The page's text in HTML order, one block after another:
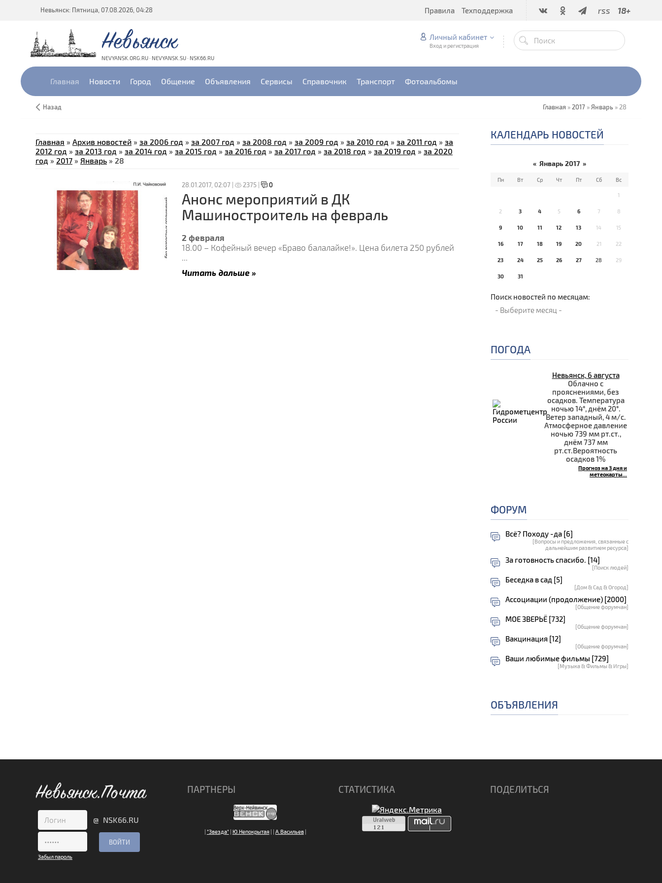
Невьянск: Пятница, 07.08.2026, 04:28 rss 18+
Правила Техподдержка
Невьянск
NEVYANSK.ORG.RU · NEVYANSK.SU · NSK66.RU
Личный кабинет
Вход и регистрация
Главная Новости Город Общение Объявления Сервисы Справочник Транспорт Фотоальбомы
Назад Главная » 2017 » Январь » 28
Главная » Архив новостей » за 2006 год » за 2007 год » за 2008 год » за 2009 год » за 2010 год » за 2011 год » за
2012 год » за 2013 год » за 2014 год » за 2015 год » за 2016 год » за 2017 год » за 2018 год » за 2019 год » за 2020
год » 2017 » Январь » 28
28.01.2017, 02:07 | 2375 | 0
Анонс мероприятий в ДК
Машиностроитель на февраль
2 февраля
18.00 – Кофейный вечер «Браво балалайке!». Цена билета 250 рублей
...
Читать дальше »
КАЛЕНДАРЬ НОВОСТЕЙ
« Январь 2017 »
Пн Вт Ср Чт Пт Сб Вс
1
2 3 4 5 6 7 8
9 10 11 12 13 14 15
16 17 18 19 20 21 22
23 24 25 26 27 28 29
30 31
Поиск новостей по месяцам:
ПОГОДА
Невьянск, 6 августа
Облачно с
прояснениями, без
осадков. Температура
ночью 14°, днём 20°.
Ветер западный, 4 м/с.
Атмосферное давление
ночью 739 мм рт.ст.,
днём 737 мм
рт.ст.Вероятность
осадков 1%
Прогноз на 3 дня и
метеокарты...
ФОРУМ
Всё? Походу -да [6]
[Вопросы и предложения, связанные с
дальнейшим развитием ресурса]
За готовность спасибо. [14]
[Поиск людей]
Беседка в сад [5]
[Дом & Сад & Огород]
Ассоциации (продолжение) [2000]
[Общение форумчан]
МОЕ ЗВЕРЬЁ [732]
[Общение форумчан]
Вакцинация [12]
[Общение форумчан]
Ваши любимые фильмы [729]
[Музыка & Фильмы & Игры]
ОБЪЯВЛЕНИЯ
Невьянск.Почта
@ NSK66.RU
Забыл пароль
ПАРТНЕРЫ
| "Звезда"| Ю.Непокрытая| | А.Васильев|
СТАТИСТИКА ПОДЕЛИТЬСЯ